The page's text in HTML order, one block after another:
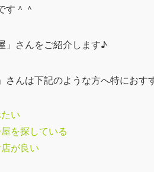
す＾＾
」さんをご紹介します♪
んは下記のような方へ特におす
い
を探している
が良い